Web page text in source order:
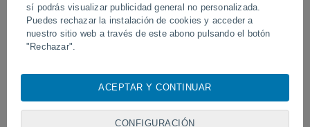
sí podrás visualizar publicidad general no personalizada.
Puedes rechazar la instalación de cookies y acceder a
nuestro sitio web a través de este abono pulsando el botón
"Rechazar".
cookies, identificadores únicos o tecnologías similares para
visita en este sitio web, las direcciones IP y los
identificadores de cookies. Es posible que algunos
ACEPTAR Y CONTINUAR
CONFIGURACIÓN
Tornados y lluvias torrenciales en
Pelotas, Brasil.
Un rayo impactó en un
fútbol en Narathiwat,
Síguenos